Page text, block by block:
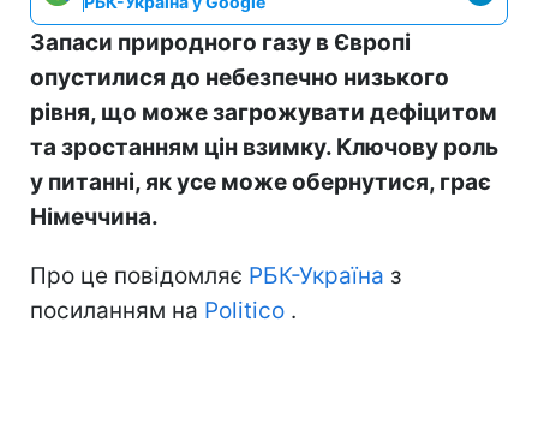
Запаси природного газу в Європі
опустилися до небезпечно низького
рівня, що може загрожувати дефіцитом
та зростанням цін взимку. Ключову роль
у питанні, як усе може обернутися, грає
Німеччина.
Про це повідомляє РБК-Україна з
посиланням на Politico .